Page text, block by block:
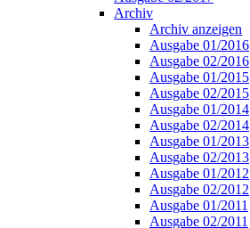
Archiv
Archiv anzeigen
Ausgabe 01/2016
Ausgabe 02/2016
Ausgabe 01/2015
Ausgabe 02/2015
Ausgabe 01/2014
Ausgabe 02/2014
Ausgabe 01/2013
Ausgabe 02/2013
Ausgabe 01/2012
Ausgabe 02/2012
Ausgabe 01/2011
Ausgabe 02/2011